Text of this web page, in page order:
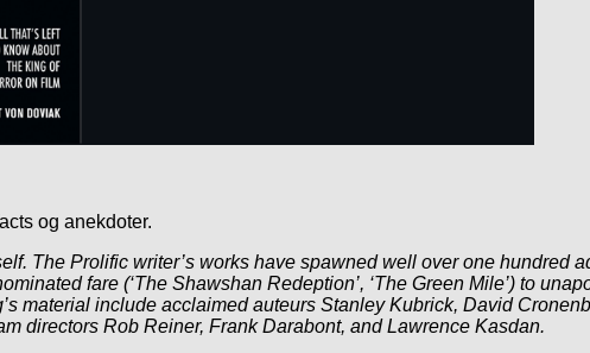
og anekdoter.
The Prolific writer’s works have spawned well over one hundred
fare (‘The Shawshan Redeption’, ‘The Green Mile’) to
material include acclaimed auteurs Stanley Kubrick, David
directors Rob Reiner, Frank Darabont, and Lawrence Kasdan.